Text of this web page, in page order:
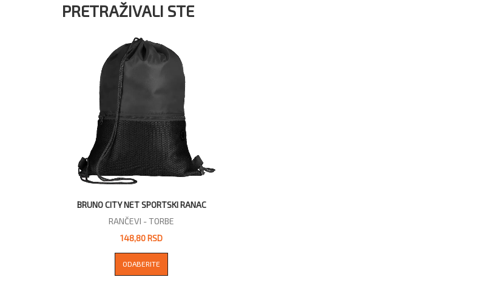
PRETRAŽIVALI STE
BRUNO CITY NET SPORTSKI RANAC
RANČEVI - TORBE
148,80 RSD
ODABERITE